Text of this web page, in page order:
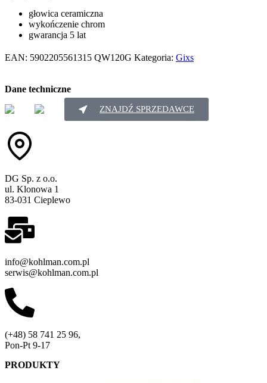
głowica ceramiczna
wykończenie chrom
gwarancja 5 lat
EAN: 5902205561315 QW120G Kategoria: Gixs
Dane techniczne
ZNAJDŹ SPRZEDAWCE
DG Sp. z o.o.
ul. Klonowa 1
83-031 Cieplewo
info@kohlman.com.pl
serwis@kohlman.com.pl
(+48) 58 741 25 96,
Pon-Pt 9-17
PRODUKTY